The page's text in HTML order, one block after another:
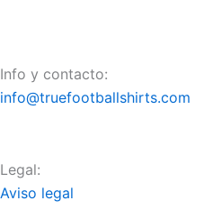
Info y contacto:
info@truefootballshirts.com
Legal:
Aviso legal